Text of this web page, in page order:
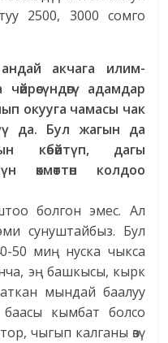
2500, 3000 сомго
акчага илим-
адамдар
окууга чамасы чак
да. Бул жагын да
көбөйтүп, дагы
өкмөттөн колдоо
болгон эмес. Ал
эми сунуштайбыз. Бул
50 миң нуска чыкса
эң башкысы, кырк
мындай баалуу
баасы кымбат болсо
чыгып калганы өзү